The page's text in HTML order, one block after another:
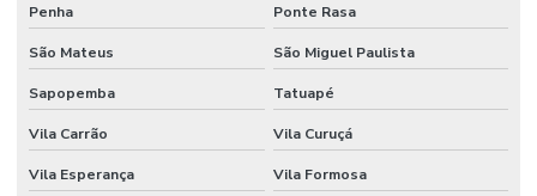
Fornecedor De Etiquetas No Rio Grande Do Sul
Fornecedor De Etiquetas Térmicas Adesivas Em Minas Gerais
Fornecedor De Ribbon Cera No Paraná
Penha Ponte Rasa
São Mateus São Miguel Paulista
Sapopemba Tatuapé
Vila Carrão Vila Curuçá
Vila Esperança Vila Formosa